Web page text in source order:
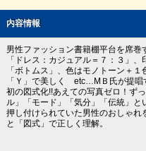
内容情報
男性ファッション書籍棚平台を席
「ドレス：カジュアル＝７：３」
「ボトムス」、色はモノトーン＋
「Ｙ」で美しく etc…МＢ氏が提唱
初の図式化!!あえての写真ゼロ！ず
ル」「モード」「気分」「伝統」
押し付けられていた男性のおしゃれ
と「図式」で正しく理解。